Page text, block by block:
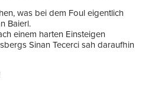
was bei dem Foul eigentlich
Baierl.
einem harten Einsteigen
Sinan Tecerci sah daraufhin